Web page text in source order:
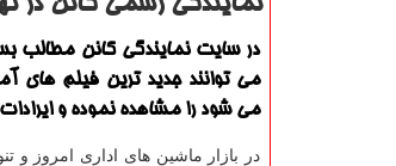
نمایندگی رسمی كانن در
در سایت نمایندگی كانن مطالب
می توانند جدید ترین فیلم های
می شود را مشاهده نموده و ایرادات
در بازار ماشین های اداری امروز و